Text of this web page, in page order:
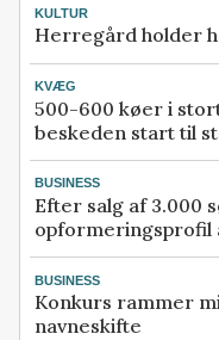
KULTUR
Herregård holder
KVÆG
500-600 køer i
beskeden start til
BUSINESS
Efter salg af 3.000
BUSINESS
Konkurs rammer
navneskifte